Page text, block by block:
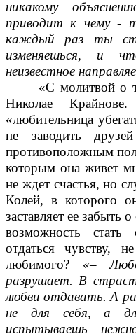
никакому
приводит к чему -
каждый раз ты
изменяешься, и
неизвестное
«С молитвой о
Николае
«любительница
не заводить
противоположным
которым она живет
не ждет счастья, но
Колей, в которого
заставляет ее забыть
возможность
отдаться чувству,
любимого? «–
разрушает. В
любви отдавать. А
не для себя, а
испытываешь